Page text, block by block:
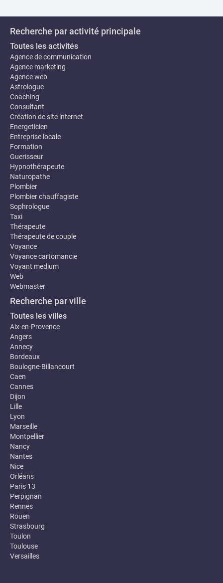
Recherche par activité principale
Toutes les activités
Agence de communication
Agence marketing
Agence web
Astrologue
Coaching
Consultant
Création de site internet
Energeticien
Entreprise locale
Formation
Guerisseur
Hypnothérapeute
Naturopathe
Plombier
Plombier chauffagiste
Sophrologue
Taxi
Thérapeute
Thérapeute de couple
Voyance
Voyance cartomancie
Voyant medium
Web
Webmaster
Recherche par ville
Toutes les villes
Aix-en-Provence
Angers
Annecy
Bordeaux
Boulogne-Billancourt
Caen
Cannes
Dijon
Lille
Lyon
Marseille
Montpellier
Nancy
Nantes
Nice
Orléans
Paris 13
Perpignan
Rennes
Rouen
Strasbourg
Toulon
Toulouse
Versailles